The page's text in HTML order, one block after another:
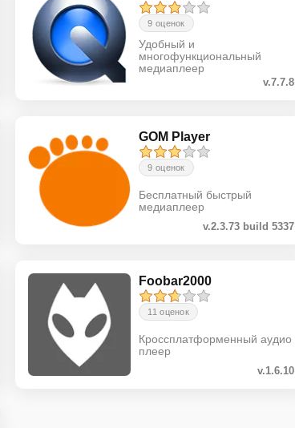
9 оценок
Удобный и
многофункциональный
медиаплеер
v.7.7.8
GOM Player
9 оценок
Бесплатный быстрый
медиаплеер
v.2.3.73 build 5337
Foobar2000
11 оценок
Кроссплатформенный аудио
плеер
v.1.6.10